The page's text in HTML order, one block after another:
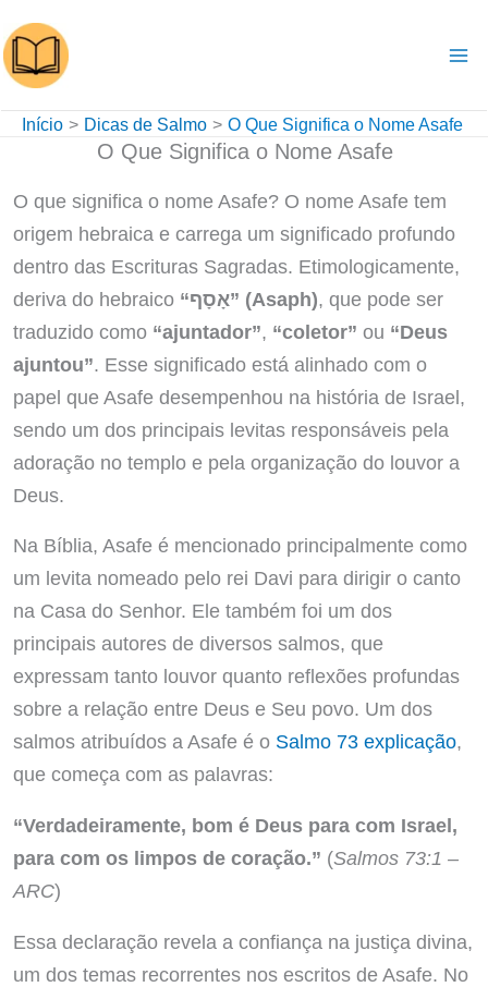
para
o
conteúdo
Início Dicas de Salmo O Que Significa o Nome Asafe
O Que Significa o Nome Asafe
O que significa o nome Asafe? O nome Asafe tem
origem hebraica e carrega um significado profundo
dentro das Escrituras Sagradas. Etimologicamente,
deriva do hebraico
“אָסָף” (Asaph), que pode ser
traduzido como “ajuntador”, “coletor” ou “Deus
ajuntou”. Esse significado está alinhado com o
papel que Asafe desempenhou na história de Israel,
sendo um dos principais levitas responsáveis pela
adoração no templo e pela organização do louvor a
Deus.
Na Bíblia, Asafe é mencionado principalmente como
um levita nomeado pelo rei Davi para dirigir o canto
na Casa do Senhor. Ele também foi um dos
principais autores de diversos salmos, que
expressam tanto louvor quanto reflexões profundas
sobre a relação entre Deus e Seu povo. Um dos
salmos atribuídos a Asafe é o Salmo 73 explicação,
que começa com as palavras:
“Verdadeiramente, bom é Deus para com Israel,
para com os limpos de coração.” (Salmos 73:1 –
ARC)
Essa declaração revela a confiança na justiça divina,
um dos temas recorrentes nos escritos de Asafe. No